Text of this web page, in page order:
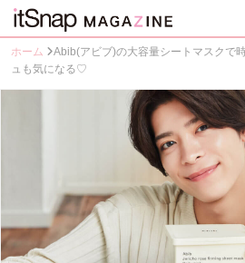
ホーム
Abib(アビブ)の大容量シートマスクで
ュも気になる♡